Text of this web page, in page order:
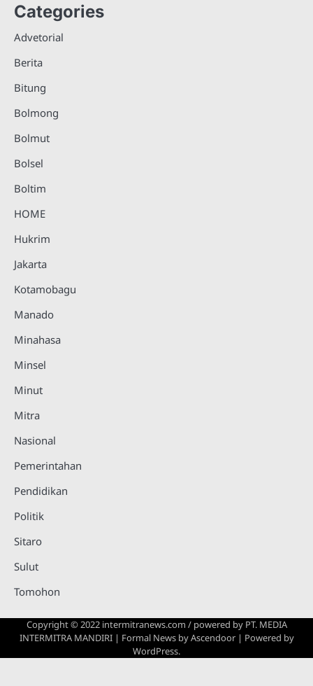
Categories
Advetorial
Berita
Bitung
Bolmong
Bolmut
Bolsel
Boltim
HOME
Hukrim
Jakarta
Kotamobagu
Manado
Minahasa
Minsel
Minut
Mitra
Nasional
Pemerintahan
Pendidikan
Politik
Sitaro
Sulut
Tomohon
Copyright © 2022 intermitranews.com / powered by PT. MEDIA
INTERMITRA MANDIRI| Formal News byAscendoor| Powered by
WordPress.